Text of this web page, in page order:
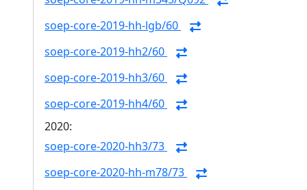
soep-core-2019-hh-lgb/60
soep-core-2019-hh2/60
soep-core-2019-hh3/60
soep-core-2019-hh4/60
2020:
soep-core-2020-hh3/73
soep-core-2020-hh-m78/73